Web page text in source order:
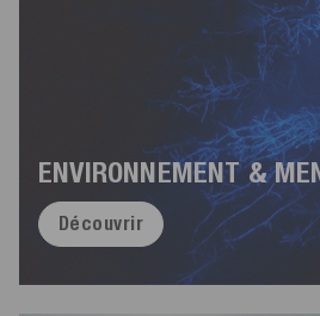
ENVIRONNEMENT &
Découvrir